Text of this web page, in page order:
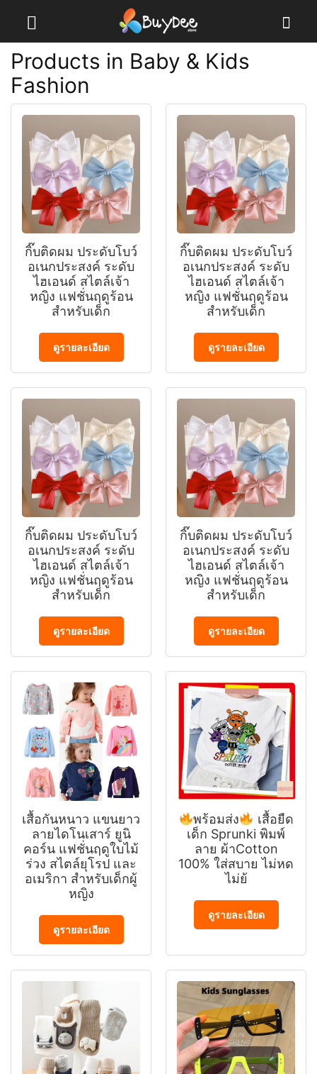
Products in Baby & Kids
Fashion
กิ๊บติดผม ประดับโบว์
อเนกประสงค์ ระดับ
ไฮเอนด์ สไตล์เจ้า
หญิง แฟชั่นฤดูร้อน
สําหรับเด็ก
ดูรายละเอียด
กิ๊บติดผม ประดับโบว์
อเนกประสงค์ ระดับ
ไฮเอนด์ สไตล์เจ้า
หญิง แฟชั่นฤดูร้อน
สําหรับเด็ก
ดูรายละเอียด
กิ๊บติดผม ประดับโบว์
อเนกประสงค์ ระดับ
ไฮเอนด์ สไตล์เจ้า
หญิง แฟชั่นฤดูร้อน
สําหรับเด็ก
ดูรายละเอียด
กิ๊บติดผม ประดับโบว์
อเนกประสงค์ ระดับ
ไฮเอนด์ สไตล์เจ้า
หญิง แฟชั่นฤดูร้อน
สําหรับเด็ก
ดูรายละเอียด
เสื้อกันหนาว แขนยาว
ลายไดโนเสาร์ ยูนิ
คอร์น แฟชั่นฤดูใบไม้
ร่วง สไตล์ยุโรป และ
อเมริกา สําหรับเด็กผู้
หญิง
ดูรายละเอียด
พร้อมส่ง
เสื้อยืด
เด็ก Sprunki พิมพ์
ลาย ผ้าCotton
100% ใส่สบาย ไม่หด
ไม่ย้
ดูรายละเอียด